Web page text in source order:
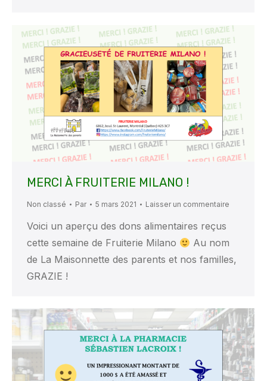
MERCI À FRUITERIE MILANO !
Non classé Par 5 mars 2021 Laisser un commentaire
Voici un aperçu des dons alimentaires reçus
cette semaine de Fruiterie Milano
Au nom
de La Maisonnette des parents et nos familles,
GRAZIE !